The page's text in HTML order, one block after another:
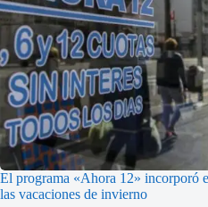
El programa «Ahora 12» incorporó
las vacaciones de invierno